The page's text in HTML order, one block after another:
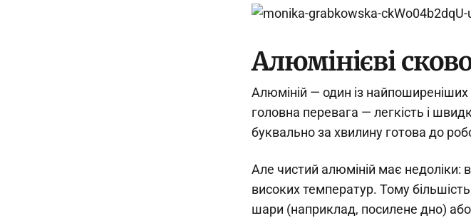
Алюмінієві
Алюміній — один із найпоширеніших
головна перевага — легкість і
буквально за хвилину готова до
Але чистий алюміній має недоліки:
високих температур. Тому
шари (наприклад, посилене дно)